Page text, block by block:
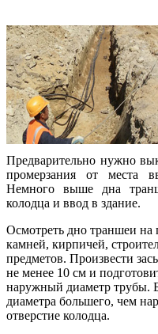
Предварительно нужно
промерзания от места
Немного выше дна
колодца и ввод в здание.
Осмотреть дно траншеи на
камней, кирпичей,
предметов. Произвести
не менее 10 см и
наружный диаметр трубы.
диаметра большего, чем
отверстие колодца.